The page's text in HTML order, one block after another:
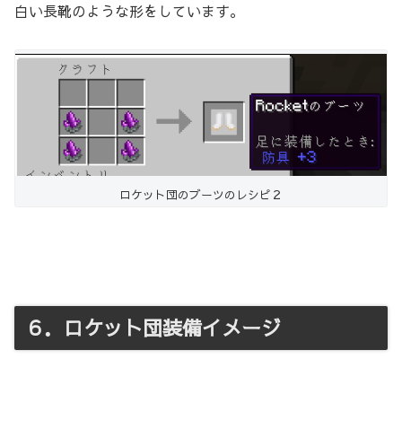
白い長靴のような形をしています。
ロケット団のブーツのレシピ２
６．ロケット団装備イメージ